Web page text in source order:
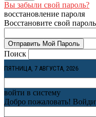
Вы забыли свой пароль?
восстановление пароля
Восстановите свой пароль
Поиск
ПЯТНИЦА, 7 АВГУСТА, 2026
войти в систему
Добро пожаловать!